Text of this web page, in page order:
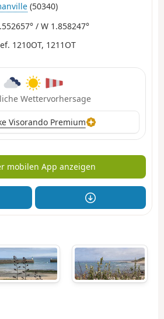
(50340)
/ W 1.858247°
1210OT, 1211OT
Wettervorhersage
Visorando Premium
mobilen App anzeigen